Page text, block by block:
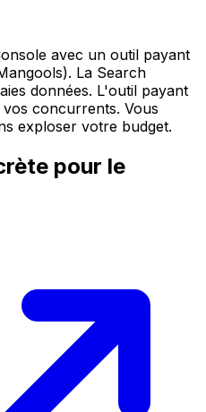
avec un outil payant
La Search
données. L'outil payant
concurrents. Vous
exploser votre budget.
pour le